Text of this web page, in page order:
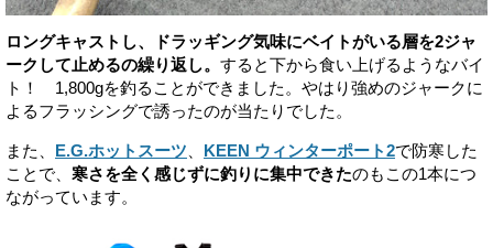
ロングキャストし、ドラッギング気味にベイトがいる層を2ジャ
ークして止めるの繰り返し。 すると下から食い上げるようなバイ
ト！ 1,800gを釣ることができました。やはり強めのジャークに
よるフラッシングで誘ったのが当たりでした。
また、 E.G.ホットスーツ KEEN ウィンターポート2で防寒した
ことで、 寒さを全く感じずに釣りに集中できたのもこの1本につ
ながっています。